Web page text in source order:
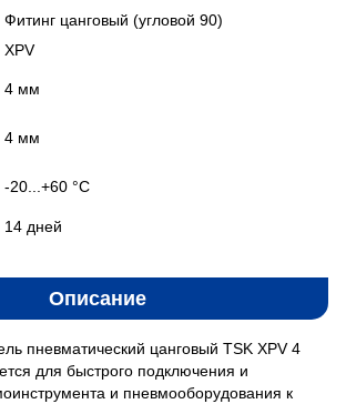
Фитинг цанговый (угловой 90)
XPV
4 мм
4 мм
-20...+60 °С
14 дней
Описание
пневматический цанговый TSK XPV 4
для быстрого подключения и
и пневмооборудования к